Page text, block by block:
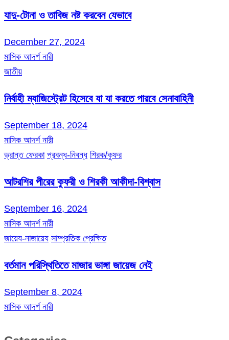
যাদু-টোনা ও তাবিজ নষ্ট করবেন যেভাবে
December 27, 2024
মাসিক আদর্শ নারী
জাতীয়
নির্বাহী ম্যাজিস্ট্রেট হিসেবে যা যা করতে পারবে সেনাবাহিনী
September 18, 2024
মাসিক আদর্শ নারী
ভ্রান্ত ফেরকা প্রবন্ধ-নিবন্ধ শিরক/কুফর
আটরশির পীরের কুফরী ও শিরকী আকীদা-বিশ্বাস
September 16, 2024
মাসিক আদর্শ নারী
জায়েয-নাজায়েয সাম্প্রতিক প্রেক্ষিত
বর্তমান পরিস্থিতিতে মাজার ভাঙ্গা জায়েজ নেই
September 8, 2024
মাসিক আদর্শ নারী